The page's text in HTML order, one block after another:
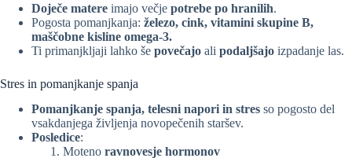
Doječe matere imajo večje potrebe po hranilih.
Pogosta pomanjkanja: železo, cink, vitamini skupine B,
maščobne kisline omega-3.
Ti primanjkljaji lahko še povečajo ali podaljšajo izpadanje las.
Stres in pomanjkanje spanja
Pomanjkanje spanja, telesni napori in stres so pogosto del
vsakdanjega življenja novopečenih staršev.
Posledice:
Moteno ravnovesje hormonov